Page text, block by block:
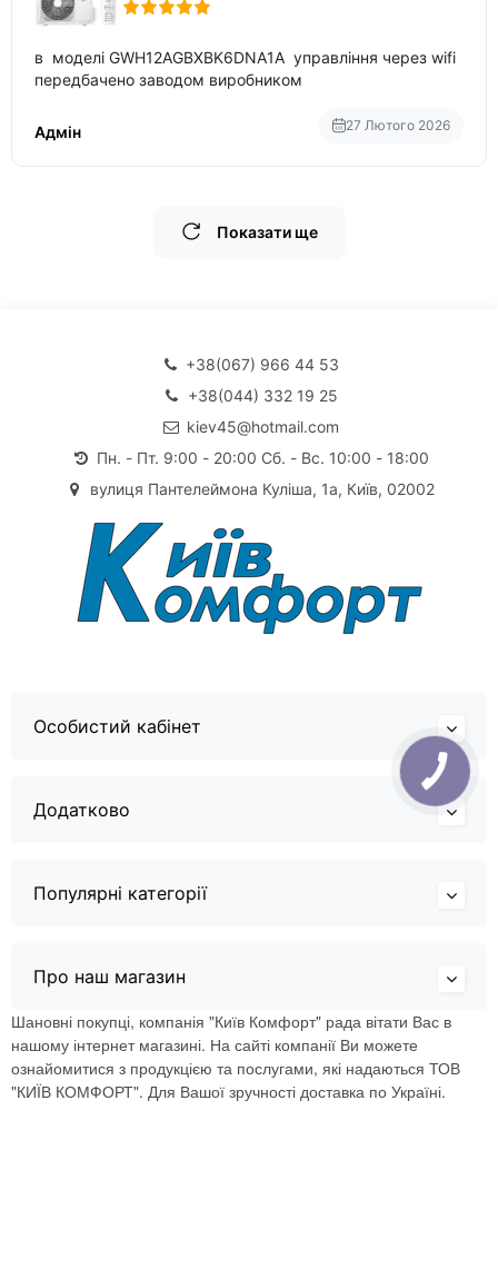
в моделі GWH12AGBXBK6DNA1A управління через wifi
передбачено заводом виробником
Адмін 27 Лютого 2026
Показати ще
+38(067) 966 44 53
+38(044) 332 19 25
kiev45@hotmail.com
Пн. - Пт. 9:00 - 20:00 Сб. - Вс. 10:00 - 18:00
вулиця Пантелеймона Куліша, 1а, Київ, 02002
Особистий кабінет
Додатково
Популярні категорії
Про наш магазин
Шановні покупці, компанія "Київ Комфорт" рада вітати Вас в
нашому інтернет магазині. На сайті компанії Ви можете
ознайомитися з продукцією та послугами, які надаються ТОВ
"КИЇВ КОМФОРТ". Для Вашої зручності доставка по Україні.